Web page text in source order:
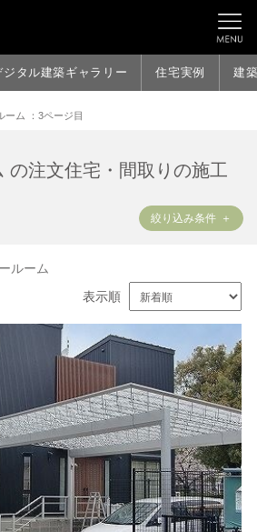
ジタル建築ギャラリー 住宅実例 建
ーム ：3ページ目
の注文住宅・間取りの施工
絞り込み条件
ルーム
表示順